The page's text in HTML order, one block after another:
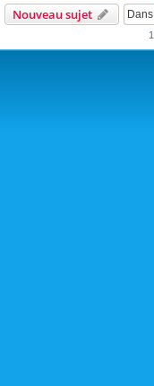
Nouveau sujet